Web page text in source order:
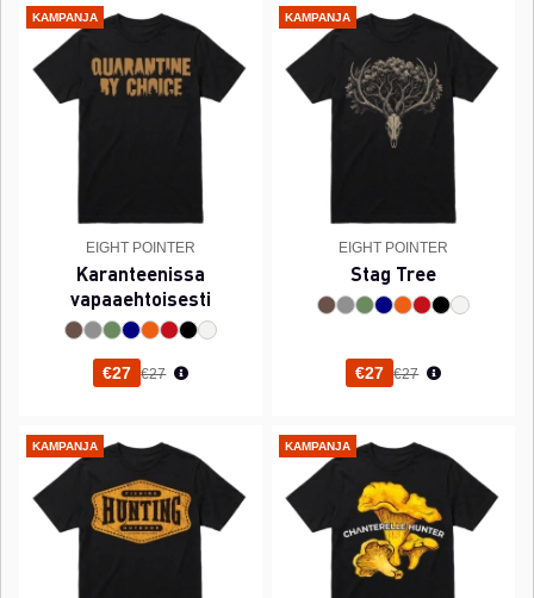
KAMPANJA
EIGHT POINTER
Karanteenissa
vapaaehtoisesti
€27 Normaali hinta
€27
KAMPANJA
EIGHT POINTER
Stag Tree
€27 Normaali hinta
€27
KAMPANJA KAMPANJA